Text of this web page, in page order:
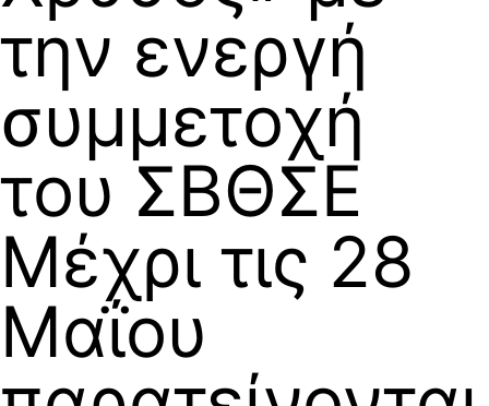
την ενεργή
συμμετοχή
του ΣΒΘΣΕ
Μέχρι τις 28
Μαΐου